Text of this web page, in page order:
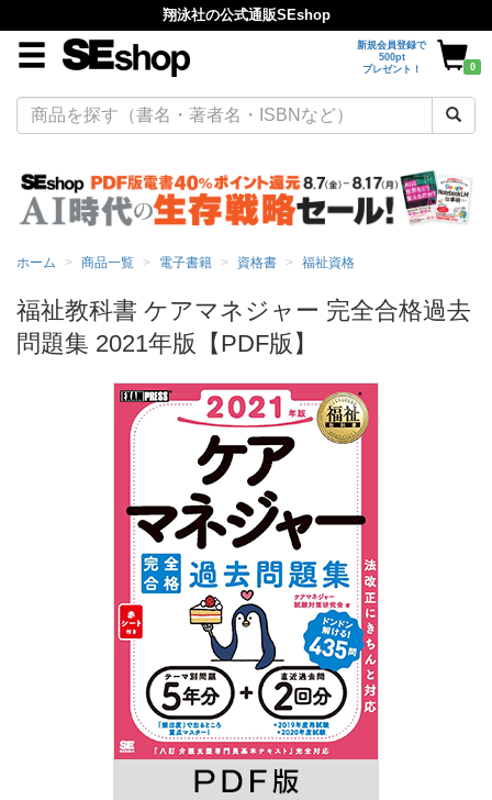
翔泳社の公式通販SEshop
新規会員登録で
500pt
プレゼント！
0
ホーム 商品一覧 電子書籍 資格書 福祉資格
福祉教科書 ケアマネジャー 完全合格過去
問題集 2021年版【PDF版】